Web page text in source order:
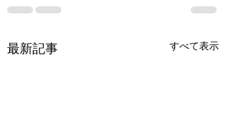
最新記事 すべて表示